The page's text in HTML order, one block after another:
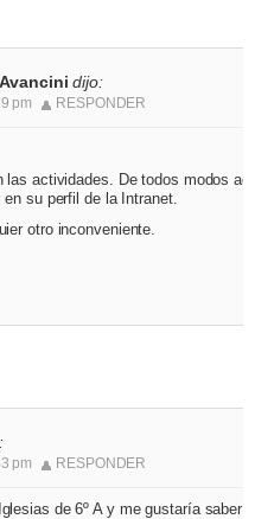
dijo:
pm RESPONDER
las actividades. De todos modos
su perfil de la Intranet.
otro inconveniente.
pm RESPONDER
de 6º A y me gustaría saber